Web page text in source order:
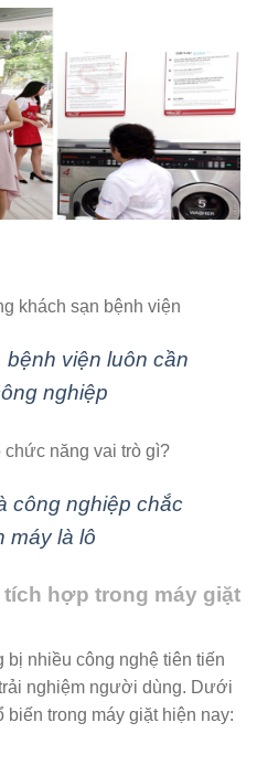
khách sạn bệnh viện
viện luôn cần
nghiệp
chức năng vai trò gì?
công nghiệp chắc
máy là lô
hợp trong máy giặt
bị nhiều công nghệ tiên tiến
nghiệm người dùng. Dưới
biến trong máy giặt hiện nay: